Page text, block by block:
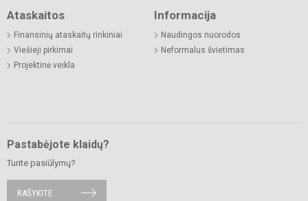
Ataskaitos
Finansinių ataskaitų rinkiniai
Viešieji pirkimai
Projektinė veikla
Informacija
Naudingos nuorodos
Neformalus švietimas
Pastabėjote klaidų?
Turite pasiūlymų?
RAŠYKITE